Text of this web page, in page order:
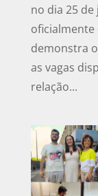
no dia 25
oficialmente
demonstra
as vagas
relação...